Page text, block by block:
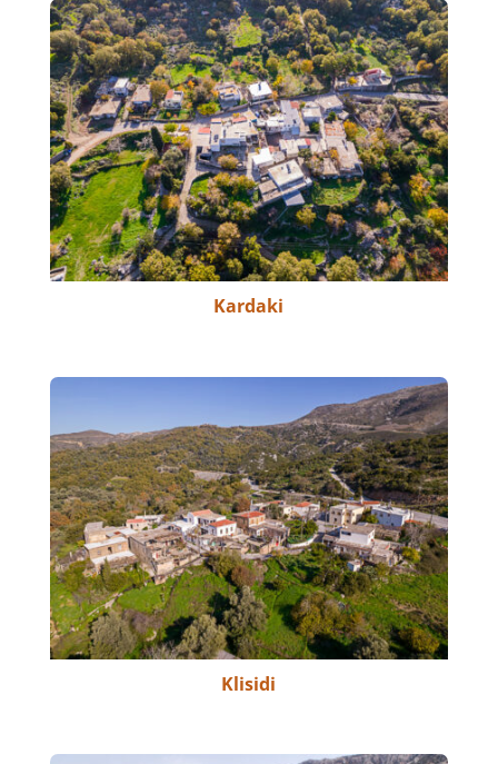
Kardaki
Klisidi